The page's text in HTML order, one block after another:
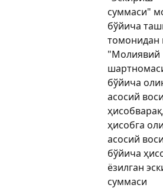
суммаси"
бўйича
томонидан
"Молиявий
бўйича
асосий
ҳисобга
асосий
бўйича
ёзилган
суммаси